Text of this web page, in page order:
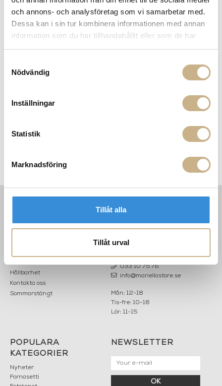
och annons- och analysföretag som vi samarbetar med.
Dessa kan i sin tur kombinera informationen med annan
information som du har tillhandahållit eller som de har
samlat in när du har använt deras tjänster.
Nödvändig
Inställningar
Statistik
Marknadsföring
Tillåt alla
Tillåt urval
Fler varianter
KVADRAT
Startsidan
Hållbarhet
Kontakta oss
Sommarstängt
MARIELLA INTERIORS
LILLA BROGATAN 9
033 10 75 76
info@mariellastore.se
Mån: 12-18
Tis-fre: 10-18
Lör: 11-15
POPULÄRA
KATEGORIER
Nyheter
Fornasetti
NEWSLETTER
OK